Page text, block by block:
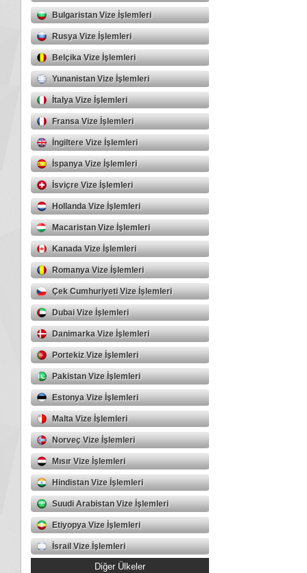
Bulgaristan Vize İşlemleri
Rusya Vize İşlemleri
Belçika Vize İşlemleri
Yunanistan Vize İşlemleri
İtalya Vize İşlemleri
Fransa Vize İşlemleri
İngiltere Vize İşlemleri
İspanya Vize İşlemleri
İsviçre Vize İşlemleri
Hollanda Vize İşlemleri
Macaristan Vize İşlemleri
Kanada Vize İşlemleri
Romanya Vize İşlemleri
Çek Cumhuriyeti Vize İşlemleri
Dubai Vize İşlemleri
Danimarka Vize İşlemleri
Portekiz Vize İşlemleri
Pakistan Vize İşlemleri
Estonya Vize İşlemleri
Malta Vize İşlemleri
Norveç Vize İşlemleri
Mısır Vize İşlemleri
Hindistan Vize İşlemleri
Suudi Arabistan Vize İşlemleri
Etiyopya Vize İşlemleri
İsrail Vize İşlemleri
Diğer Ülkeler